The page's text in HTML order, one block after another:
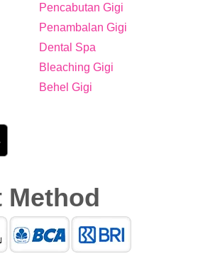
Pencabutan Gigi
Penambalan Gigi
Dental Spa
Bleaching Gigi
Behel Gigi
Method